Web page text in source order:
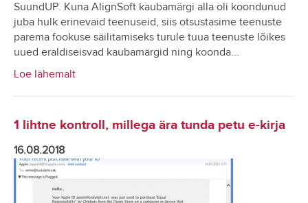
SuundUP. Kuna AlignSoft kaubamärgi alla oli koondunud
juba hulk erinevaid teenuseid, siis otsustasime teenuste
parema fookuse säilitamiseks turule tuua teenuste lõikes
uued eraldiseisvad kaubamärgid ning koonda...
Loe lähemalt
1 lihtne kontroll, millega ära tunda petu e-kirja
16.08.2018